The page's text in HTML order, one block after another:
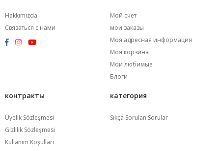
Hakkımızda
Связаться с нами
Мой счет
мои заказы
Моя адресная информация
Моя корзина
Мои любимые
Блоги
контракты
Üyelik Sözleşmesi
Gizlilik Sözleşmesi
Kullanım Koşulları
категория
Sıkça Sorulan Sorular